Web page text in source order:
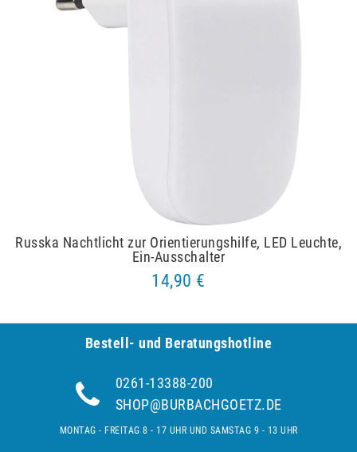
Russka Nachtlicht zur Orientierungshilfe, LED Leuchte,
Ein-Ausschalter
14,90 €
Bestell- und Be­ra­tungs­hot­line
0261-13388-200
SHOP@BURBACHGOETZ.DE
MONTAG - FREITAG 8 - 17 UHR UND SAMSTAG 9 - 13 UHR